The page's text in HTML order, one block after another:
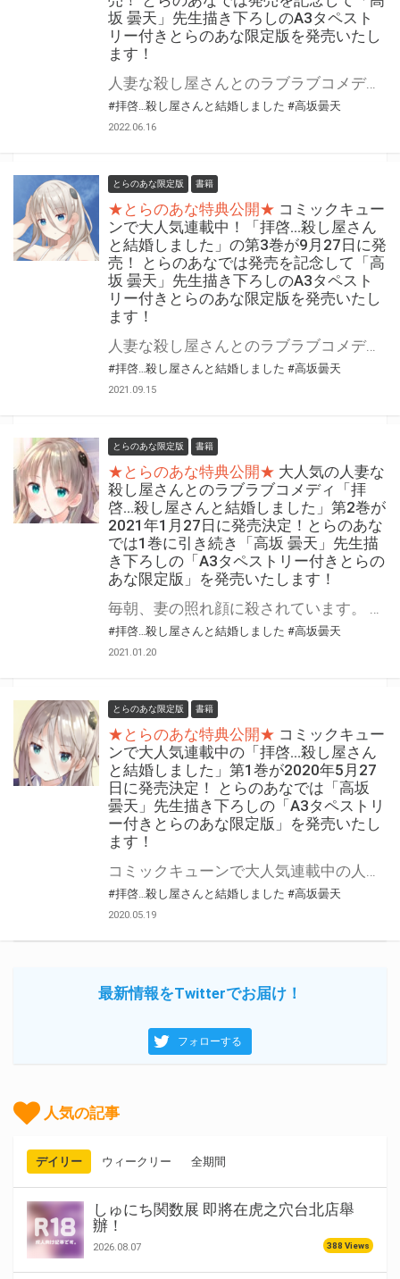
坂 曇天」先生描き下ろしのA3タペスト
リー付きとらのあな限定版を発売いたし
ます！
人妻な殺し屋さんとのラブラブコメディ! 愛情表現が不器用だけど、死ぬほど可愛い…! 「拝啓…殺し屋さんと結婚しました」の最新第4巻が6月27日(月)に発売！ とらのあなでは発売を記念して「A3タペストリー付き」とらのあな限定版を発売いたします。 イラストは「高坂 曇天」先生の描き下ろしイラストです！ とらのあな限定版の数は限られていますので是非お早めにお求めください！
#拝啓…殺し屋さんと結婚しました #高坂曇天
2022.06.16
とらのあな限定版 書籍
★とらのあな特典公開★ コミックキュー
ンで大人気連載中！「拝啓…殺し屋さん
と結婚しました」の第3巻が9月27日に発
売！ とらのあなでは発売を記念して「高
坂 曇天」先生描き下ろしのA3タペスト
リー付きとらのあな限定版を発売いたし
ます！
人妻な殺し屋さんとのラブラブコメディ! 愛情表現が不器用だけど、死ぬほど可愛い…! 「拝啓…殺し屋さんと結婚しました」最新第3巻が9月27日に発売決定！ とらのあなでは発売を記念して「A3タペストリー付き」とらのあな限定版を発売いたします。 イラストは「高坂 曇天」先生の描き下ろしイラストです！ とらのあな限定版の数は限られていますので是非お早めにお求めください！
#拝啓…殺し屋さんと結婚しました #高坂曇天
2021.09.15
とらのあな限定版 書籍
★とらのあな特典公開★ 大人気の人妻な
殺し屋さんとのラブラブコメディ「拝
啓…殺し屋さんと結婚しました」第2巻が
2021年1月27日に発売決定！とらのあな
では1巻に引き続き「高坂 曇天」先生描
き下ろしの「A3タペストリー付きとらの
あな限定版」を発売いたします！
#拝啓…殺し屋さんと結婚しました #高坂曇天
2021.01.20
とらのあな限定版 書籍
★とらのあな特典公開★ コミックキュー
ンで大人気連載中の「拝啓…殺し屋さん
と結婚しました」第1巻が2020年5月27
日に発売決定！ とらのあなでは「高坂
曇天」先生描き下ろしの「A3タペストリ
ー付きとらのあな限定版」を発売いたし
ます！
#拝啓…殺し屋さんと結婚しました #高坂曇天
2020.05.19
最新情報をTwitterでお届け！
フォローする
人気の記事
デイリー ウィークリー 全期間
しゅにち関数展 即將在虎之穴台北店舉
辦！
2026.08.07 388 Views